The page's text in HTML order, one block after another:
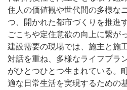
住人の価値観や世代間の多様な
つ、開かれた都市づくりを推進
ごこちや定住意欲の向上に繋が
建設需要の現場では、施主と施
対話を重ね、多様なライフプラ
がひとつひとつ生まれている。
適な日常生活を実現するための